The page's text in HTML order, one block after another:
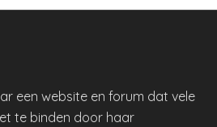
een website en forum dat vele
te binden door haar